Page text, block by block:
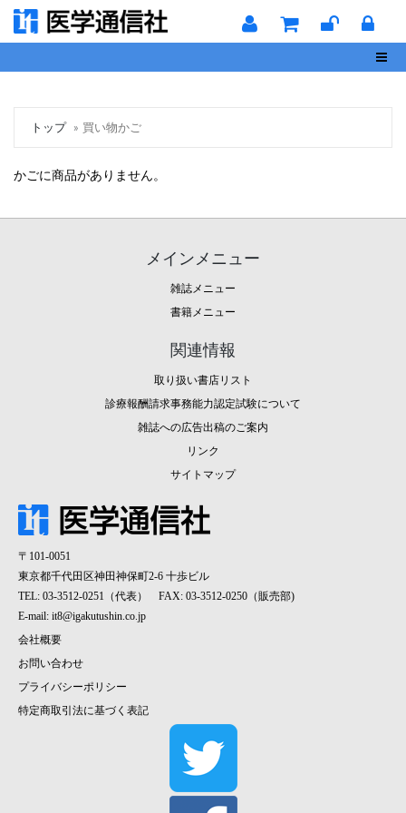
トップ 買い物かご
かごに商品がありません。
メインメニュー
雑誌メニュー
書籍メニュー
関連情報
取り扱い書店リスト
診療報酬請求事務能力認定試験について
雑誌への広告出稿のご案内
リンク
サイトマップ
〒101-0051
東京都千代田区神田神保町2-6 十歩ビル
TEL: 03-3512-0251（代表） FAX: 03-3512-0250（販売部)
E-mail: it8@igakutushin.co.jp
会社概要
お問い合わせ
プライバシーポリシー
特定商取引法に基づく表記